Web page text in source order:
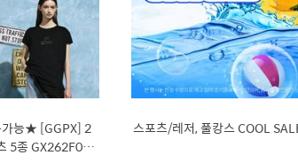
능★ [GGPX] 2
5종 GX262F050
스포츠/레저, 풀캉스 COOL